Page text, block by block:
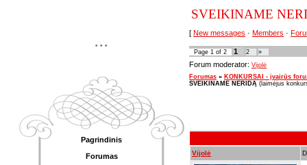
...
Pagrindinis
Forumas
SVEIKINAME
[ New messages · Members ·
Page 1 of 2 1 2 »
Forum moderator: Vijolė
Forumas » KONKURSAI - įvairūs
SVEIKINAME NERIDĄ (laimėjus
Vijolė